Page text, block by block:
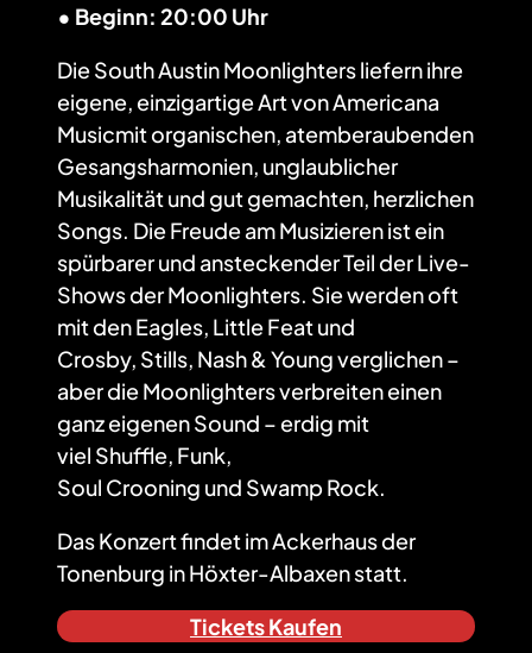
• Beginn: 20:00 Uhr
Die South Austin Moonlighters liefern ihre
eigene, einzigartige Art von Americana
Musicmit organischen, atemberaubenden
Gesangsharmonien, unglaublicher
Musikalität und gut gemachten, herzlichen
Songs. Die Freude am Musizieren ist ein
spürbarer und ansteckender Teil der Live-
Shows der Moonlighters. Sie werden oft
mit den Eagles, Little Feat und
Crosby, Stills, Nash & Young verglichen –
aber die Moonlighters verbreiten einen
ganz eigenen Sound – erdig mit
viel Shuffle, Funk,
Soul Crooning und Swamp Rock.
Das Konzert findet im Ackerhaus der
Tonenburg in Höxter-Albaxen statt.
Tickets Kaufen